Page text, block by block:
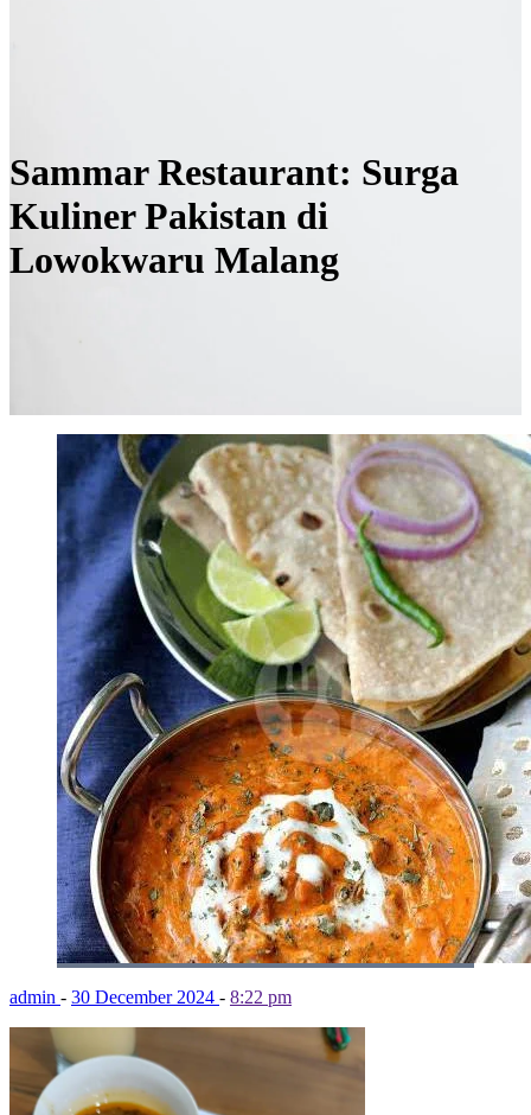
Sammar Restaurant: Surga
Kuliner Pakistan di
Lowokwaru Malang
admin - 30 December 2024 - 8:22 pm